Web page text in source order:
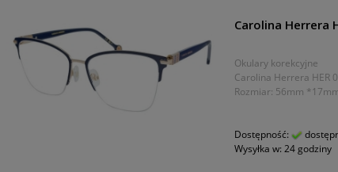
Carolina Herrera
Okulary korekcyjne
Carolina Herrera HER
Rozmiar: 56mm
Dostępność:
Wysyłka w: 24 godziny